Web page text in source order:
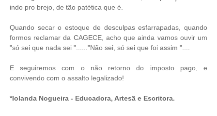
indo pro brejo, de tão patética que é.
Quando secar o estoque de desculpas esfarrapadas, quando
formos reclamar da CAGECE, acho que ainda vamos ouvir um
"só sei que nada sei "......"Não sei, só sei que foi assim "....
E seguiremos com o não retorno do imposto pago, e
convivendo com o assalto legalizado!
*Iolanda Nogueira - Educadora, Artesã e Escritora.